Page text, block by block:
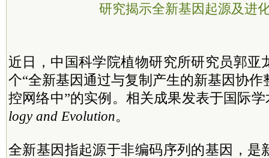
研究揭示全新基因起源及进
近日，中国科学院植物研究所研究员郭亚
个“全新基因通过与复制产生的新基因协
控网络中”的实例。相关成果发表于国际
logy and Evolution。
全新基因指起源于非编码序列的基因，是